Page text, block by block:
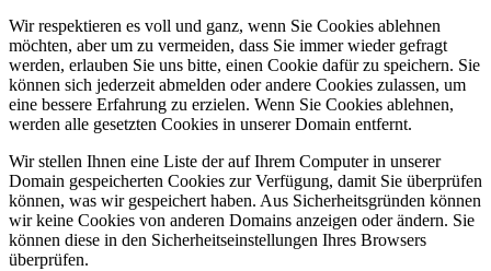
Wir respektieren es voll und ganz, wenn Sie Cookies ablehnen
möchten, aber um zu vermeiden, dass Sie immer wieder gefragt
werden, erlauben Sie uns bitte, einen Cookie dafür zu speichern. Sie
können sich jederzeit abmelden oder andere Cookies zulassen, um
eine bessere Erfahrung zu erzielen. Wenn Sie Cookies ablehnen,
werden alle gesetzten Cookies in unserer Domain entfernt.
Wir stellen Ihnen eine Liste der auf Ihrem Computer in unserer
Domain gespeicherten Cookies zur Verfügung, damit Sie überprüfen
können, was wir gespeichert haben. Aus Sicherheitsgründen können
wir keine Cookies von anderen Domains anzeigen oder ändern. Sie
können diese in den Sicherheitseinstellungen Ihres Browsers
überprüfen.